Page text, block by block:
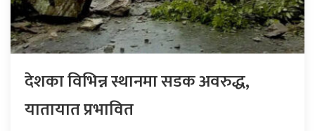
देशका विभिन्न स्थानमा सडक अवरुद्ध,
यातायात प्रभावित